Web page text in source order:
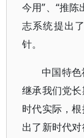
今用”、“推
志系统提出
针。
中国特
继承我们党
时代实际，
出了新时代